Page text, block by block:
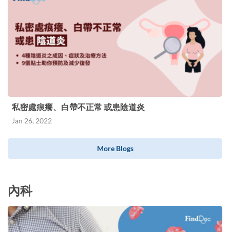
私密處痕癢、白帶不正常 或患陰道炎
Jan 26, 2022
More Blogs
內科